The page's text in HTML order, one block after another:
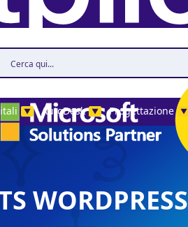
▼ AutoDesk ▼ Progettazione ▼
WORDPRESS